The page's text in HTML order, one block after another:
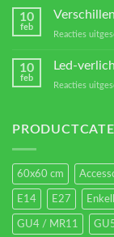
10
feb
Reacties
10
feb
Led-
Reacties
60x60 cm
E14 E27
GU4 / MR11